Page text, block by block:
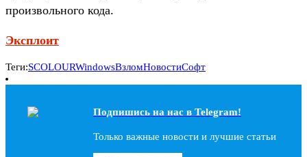
произвольного кода.
Эксплоит
Теги:SCOLOURWindowsВзломНовостиСофт
Подпишись на наc в Telegram!
Только важные новости и лучшие статьи